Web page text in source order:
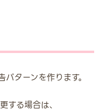
ターンを作ります。
する場合は、